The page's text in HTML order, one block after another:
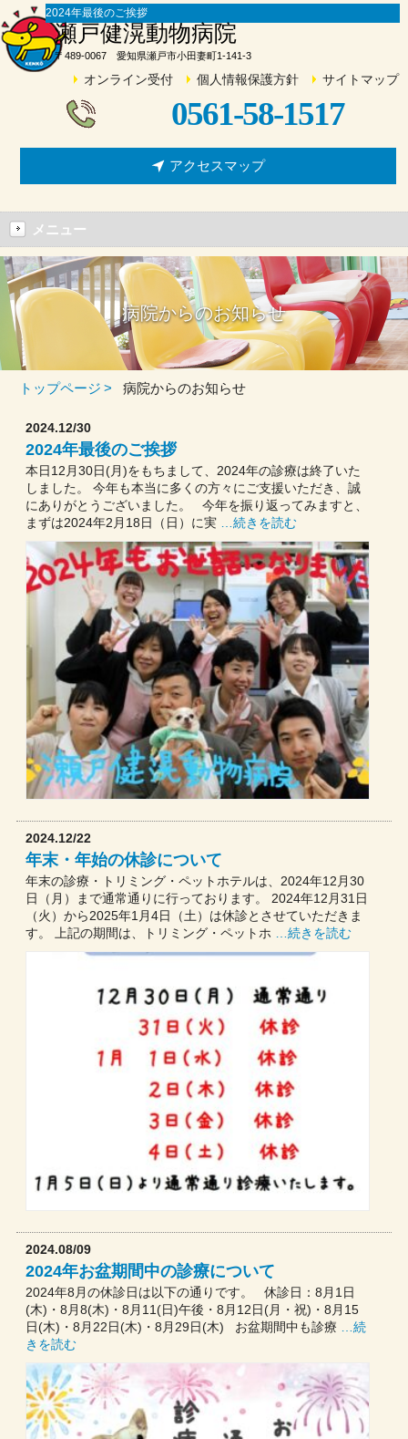
2024年最後のご挨拶
瀬戸健滉動物病院
〒489-0067 愛知県瀬戸市小田妻町1-141-3
オンライン受付 個人情報保護方針 サイトマップ
0561-58-1517
アクセスマップ
メニュー
病院からのお知らせ
トップページ 病院からのお知らせ
2024年最後のご挨拶
本日12月30日(月)をもちまして、2024年の診療は終了いた
しました。 今年も本当に多くの方々にご支援いただき、誠
にありがとうございました。 今年を振り返ってみますと、
まずは2024年2月18日（日）に実
…続きを読む
2024.12/30
年末・年始の休診について
年末の診療・トリミング・ペットホテルは、2024年12月30
日（月）まで通常通りに行っております。 2024年12月31日
（火）から2025年1月4日（土）は休診とさせていただきま
す。 上記の期間は、トリミング・ペットホ …続きを読む
2024.12/22
2024年お盆期間中の診療について
2024年8月の休診日は以下の通りです。 休診日：8月1日
(木)・8月8(木)・8月11(日)午後・8月12日(月・祝)・8月15
日(木)・8月22日(木)・8月29日(木) お盆期間中も診療
…続
きを読む
2024.08/09